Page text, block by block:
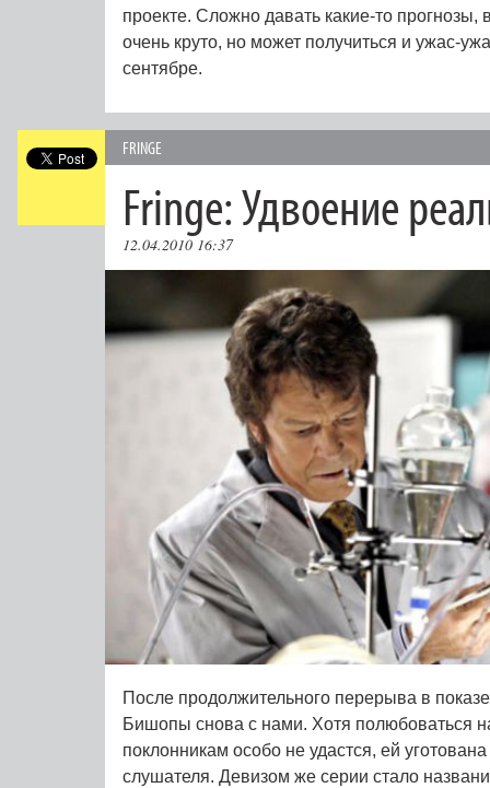
проекте. Сложно давать какие-то прогнозы,
очень круто, но может получиться и ужас-
сентябре.
FRINGE
Fringe: Удвоение
12.04.2010 16:37
После продолжительного перерыва в
Бишопы снова с нами. Хотя полюбоваться
поклонникам особо не удастся, ей
слушателя. Девизом же серии стало